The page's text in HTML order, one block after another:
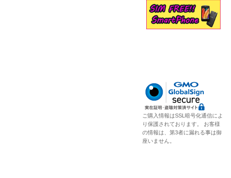
ご購入情報はSSL暗号化通信によ
り保護されております。 お客様
の情報は、第3者に漏れる事は御
座いません。